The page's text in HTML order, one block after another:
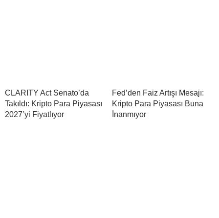
CLARITY Act Senato’da
Takıldı: Kripto Para Piyasası
2027’yi Fiyatlıyor
Fed’den Faiz Artışı Mesajı:
Kripto Para Piyasası Buna
İnanmıyor